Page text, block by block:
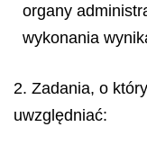
organy
wykonania
2. Zadania, o
uwzględniać: